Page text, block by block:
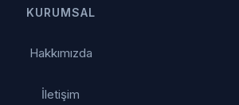
KURUMSAL
Hakkımızda
İletişim